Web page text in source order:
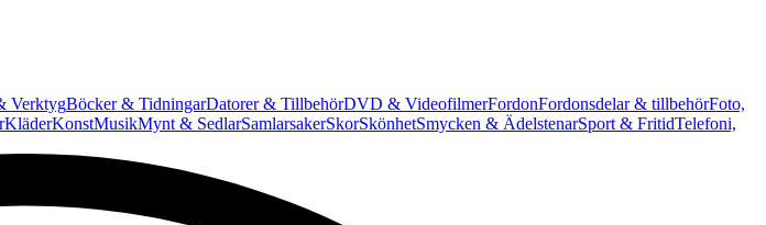
VerktygBöcker & TidningarDatorer & TillbehörDVD & VideofilmerFordonFordonsdelar & tillbehörFoto,
KläderKonstMusikMynt & SedlarSamlarsakerSkorSkönhetSmycken & ÄdelstenarSport & FritidTelefoni,